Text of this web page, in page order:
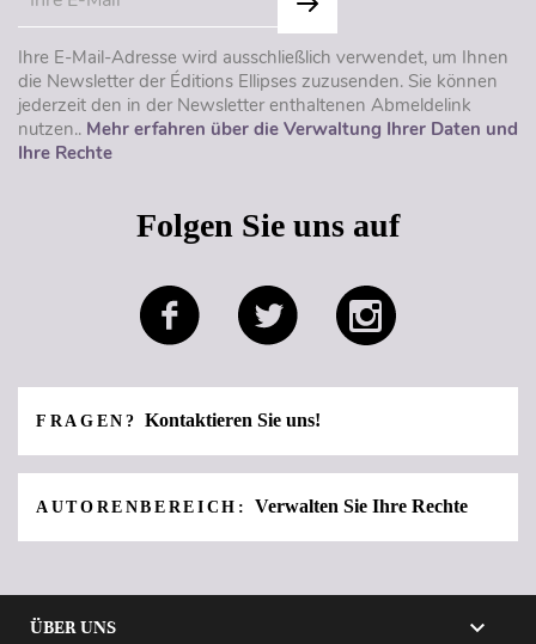
Ihre E-Mail-Adresse wird ausschließlich verwendet, um Ihnen
die Newsletter der Éditions Ellipses zuzusenden. Sie können
jederzeit den in der Newsletter enthaltenen Abmeldelink
nutzen.. Mehr erfahren über die Verwaltung Ihrer Daten und
Ihre Rechte
Folgen Sie uns auf
FRAGEN? Kontaktieren Sie uns!
AUTORENBEREICH: Verwalten Sie Ihre Rechte
ÜBER UNS 